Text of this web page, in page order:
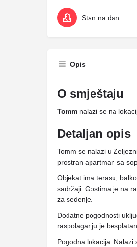
Stan na dan
Opis
O smještaju
Tomm nalazi se na
Detaljan opis
Tomm se nalazi u
prostran apartman sa
Objekat ima terasu,
sadržaji: Gostima je na
za sedenje.
Dodatne pogodnosti
raspolaganju je
Pogodna lokacija: Nalazi